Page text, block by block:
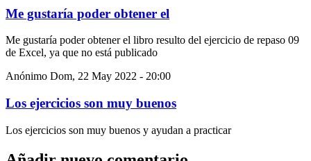
Me gustaría poder obtener el
Me gustaría poder obtener el libro resulto del ejercicio de repaso 09
de Excel, ya que no está publicado
Anónimo Dom, 22 May 2022 - 20:00
Los ejercicios son muy buenos
Los ejercicios son muy buenos y ayudan a practicar